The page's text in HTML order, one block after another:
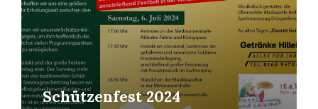
Schützenfest 2024